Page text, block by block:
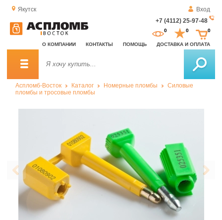
Якутск
Вход
+7 (4112) 25-97-48
О КОМПАНИИ КОНТАКТЫ ПОМОЩЬ ДОСТАВКА И ОПЛАТА
0 0 0
Аспломб-Восток Каталог Номерные пломбы
Силовые
пломбы и тросовые пломбы